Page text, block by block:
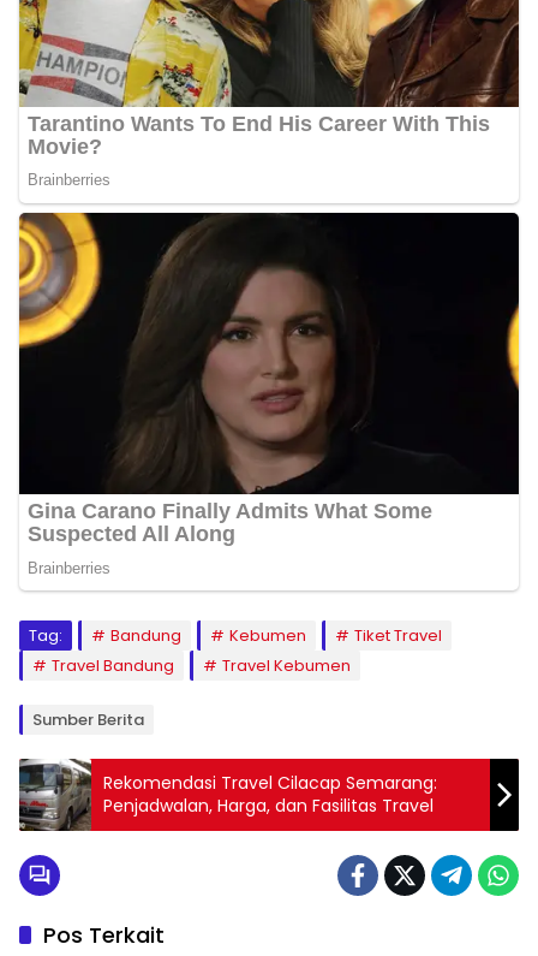
Tag: Bandung Kebumen
Tiket Travel
Travel Bandung
Travel Kebumen
Sumber Berita
Rekomendasi Travel Cilacap Semarang:
Penjadwalan, Harga, dan Fasilitas Travel
Pos Terkait